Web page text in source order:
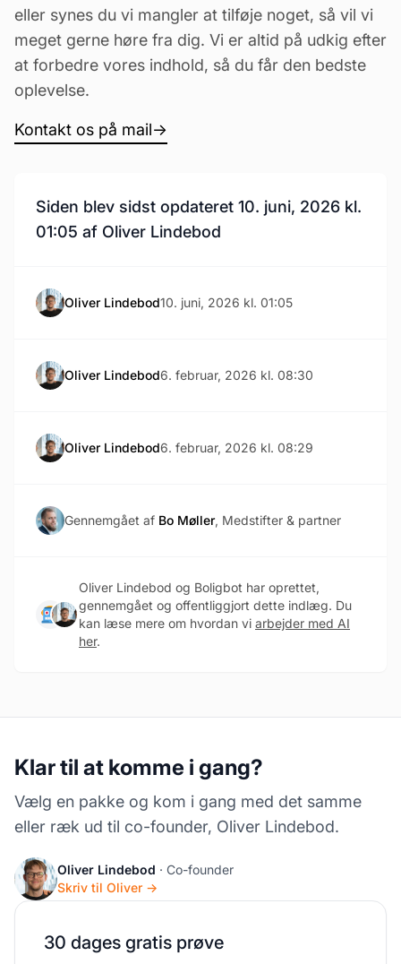
eller synes du vi mangler at tilføje noget, så vil vi
meget gerne høre fra dig. Vi er altid på udkig efter
at forbedre vores indhold, så du får den bedste
oplevelse.
Kontakt os på mail→
Siden blev sidst opdateret 10. juni, 2026 kl.
01:05 af Oliver Lindebod
Oliver Lindebod10. juni, 2026 kl. 01:05
Oliver Lindebod6. februar, 2026 kl. 08:30
Oliver Lindebod6. februar, 2026 kl. 08:29
Gennemgået af Bo Møller, Medstifter & partner
Oliver Lindebod og Boligbot har oprettet,
gennemgået og offentliggjort dette indlæg. Du
kan læse mere om hvordan vi arbejder med AI
her.
Klar til at komme i gang?
Vælg en pakke og kom i gang med det samme
eller ræk ud til co-founder, Oliver Lindebod.
Oliver Lindebod · Co-founder
Skriv til Oliver →
30 dages gratis prøve